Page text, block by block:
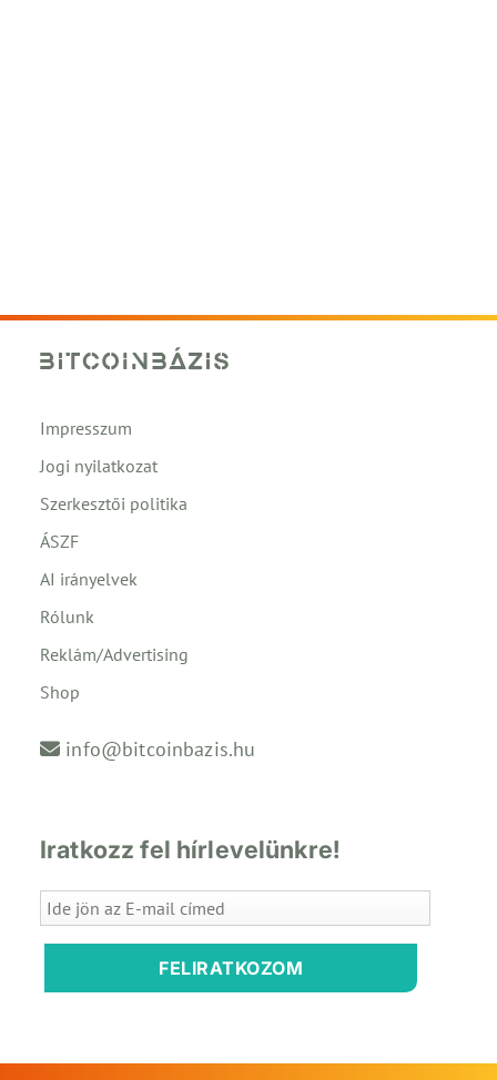
Impresszum
Jogi nyilatkozat
Szerkesztői politika
ÁSZF
AI irányelvek
Rólunk
Reklám/Advertising
Shop
info@bitcoinbazis.hu
Iratkozz fel hírlevelünkre!
FELIRATKOZOM